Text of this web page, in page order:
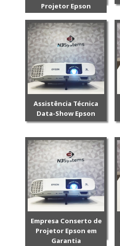
Projetor Epson
Assistência Técnica
Data-Show Epson
Empresa Conserto de
Projetor Epson em
Garantia